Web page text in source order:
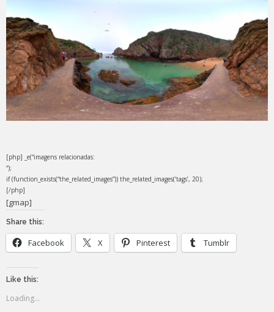
[php] _e(“imagens relacionadas:
“);
if (function_exists(“the_related_images”)) the_related_images(‘tags’, 20);
[/php]
[gmap]
Share this:
Facebook X Pinterest Tumblr
Like this:
Loading...